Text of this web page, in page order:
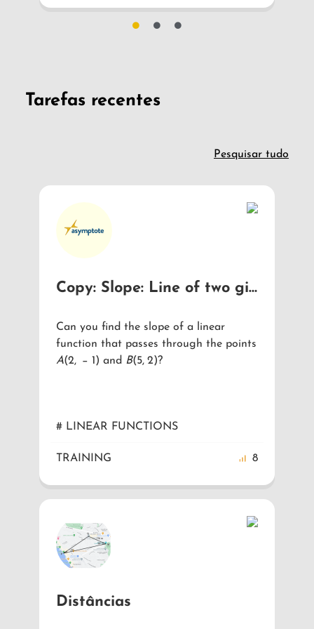
Tarefas recentes
Pesquisar tudo
Copy: Slope: Line of two given points
Can you find the slope of a linear
function that passes through the points
A(2, − 1) and B(5, 2)?
# LINEAR FUNCTIONS
TRAINING 8
Distâncias
Equações Trigonométricas
Resolve a equação trigonométrica e
indica quantas soluções tem no
intervalo considerado.
# TRIGONOMETRY
TRAINING 11
Circunferência trigonométrica
Determina as coordenadas do ponto
sabendo que a circunferência
representada na figura tem raio 1, e que
# TRIGONOMETRY
TRAINING 11
Distâncias e triângulos